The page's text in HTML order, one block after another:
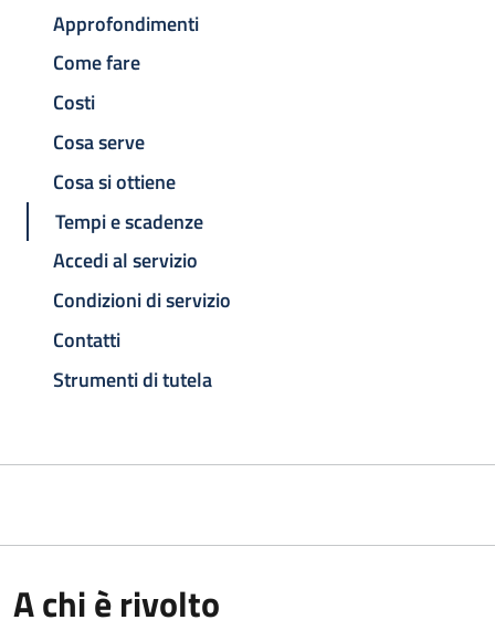
Approfondimenti
Come fare
Costi
Cosa serve
Cosa si ottiene
Tempi e scadenze
Accedi al servizio
Condizioni di servizio
Contatti
Strumenti di tutela
A chi è rivolto